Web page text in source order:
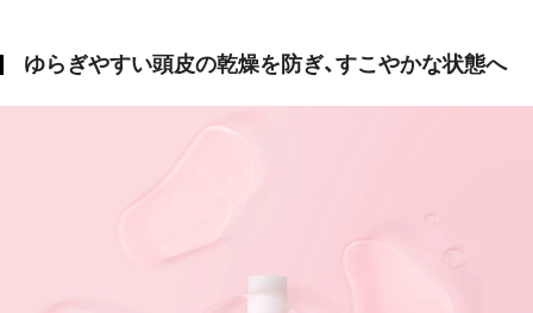
ゆらぎやすい頭皮の乾燥を防ぎ、すこやかな状態へ